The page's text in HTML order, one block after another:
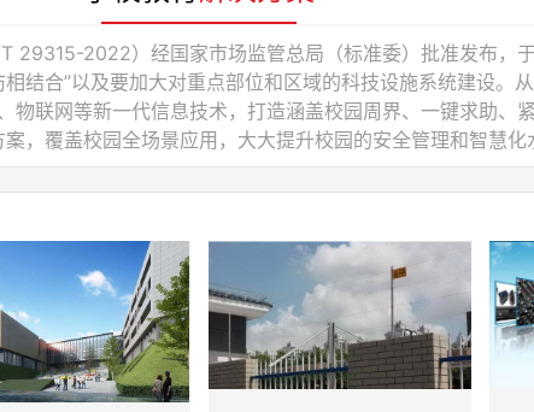
29315-2022）经国家市场监管总局（标准委）批准发布，
结合”以及要加大对重点部位和区域的科技设施系统建设。
物联网等新一代信息技术，打造涵盖校园周界、一键求助、
，覆盖校园全场景应用，大大提升校园的安全管理和智慧化